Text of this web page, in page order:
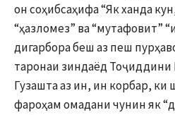
он соҳибсаҳифа “Як ханда
“ҳазломез” ва “мутафовит”
дигарбора беш аз пеш
таронаи зиндаёд
Гузашта аз ин, ин корбар,
фароҳам омадани чунин як